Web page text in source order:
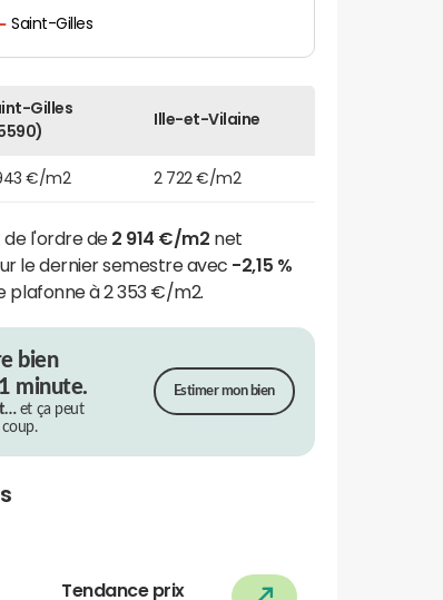
Saint-Gilles
Gilles
Ille-et-Vilaine
€/m2 2 722 €/m2
de l'ordre de 2 914 €/m2 net
le dernier semestre avec -2,15 %
plafonne à 2 353 €/m2.
bien
1 minute.
et ça peut
Estimer mon bien
Tendance prix